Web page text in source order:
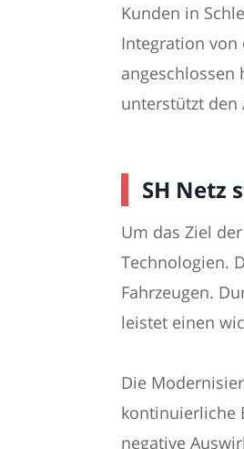
Kunden in
Integration von
angeschlossen
unterstützt den
SH Netz
Um das Ziel
Technologien.
Fahrzeugen.
leistet einen
Die
kontinuierliche
negative